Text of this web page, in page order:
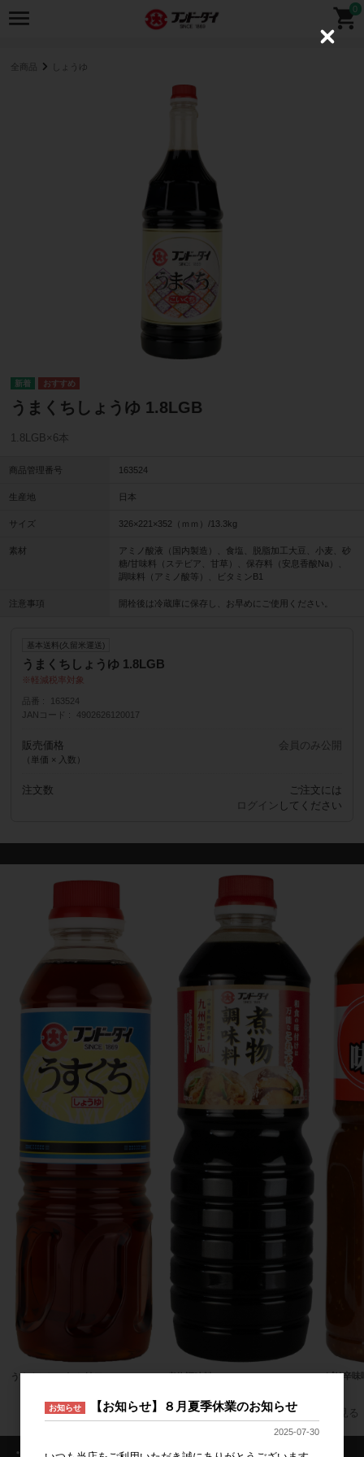
0
全商品 しょうゆ
うまくちしょうゆ 1.8LGB
1.8LGB×6本
商品管理番号 163524
生産地 日本
サイズ 326×221×352（ｍｍ）/13.3kg
素材
アミノ酸液（国内製造）、食塩、脱脂加工大豆、小麦、砂
糖/甘味料（ステビア、甘草）、保存料（安息香酸Na）、
調味料（アミノ酸等）、ビタミンB1
注意事項 開栓後は冷蔵庫に保存し、お早めにご使用ください。
基本送料(久留米運送)
うまくちしょうゆ 1.8LGB
軽減税率対象
品番
163524
JANコード
4902626120017
販売価格
（単価 × 入数）
会員のみ公開
注文数
ご注文には
ログイン してください
うすくちしょうゆ(淡口) 500mlP 煮物調味料 1LP ピリ辛味
すべてのおすすめ商品を見る
・ログイン情報
お知らせ 【お知らせ】８月夏季休業のお知らせ
2025-07-30
C